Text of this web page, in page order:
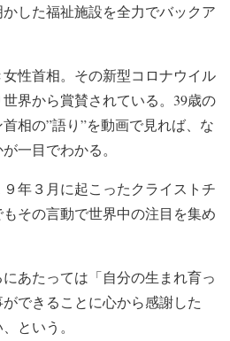
した福祉施設を全力でバックア
性首相。その新型コロナウイル
界から賞賛されている。39歳の
相の”語り”を動画で見れば、な
一目でわかる。
年３月に起こったクライストチ
その言動で世界中の注目を集め
あたっては「自分の生まれ育っ
できることに心から感謝した
という。